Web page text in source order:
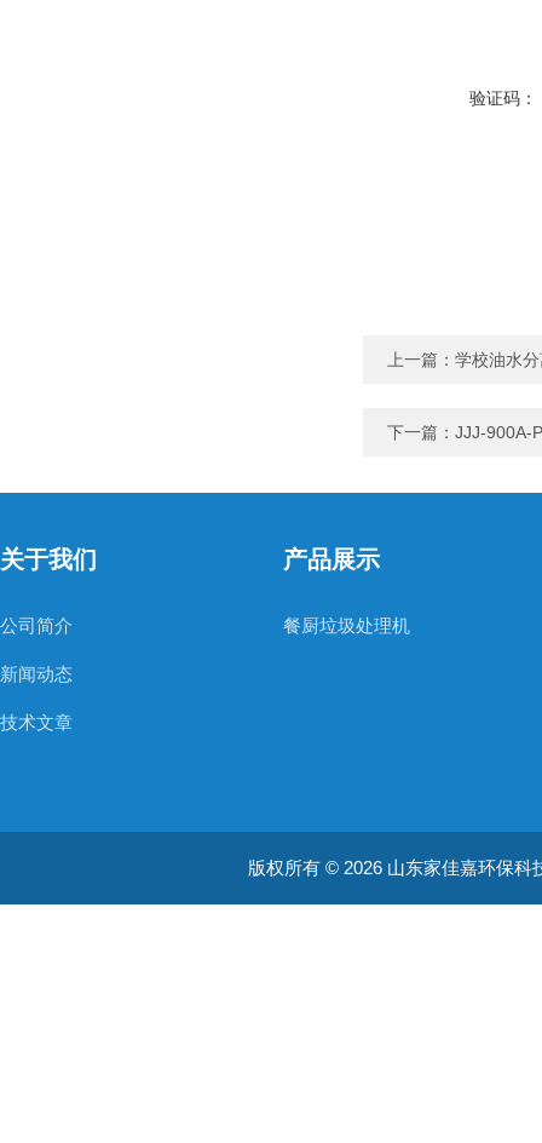
验证码：
上一篇： 学校油水
下一篇： JJJ-900A-
关于我们
公司简介
新闻动态
技术文章
产品展示
餐厨垃圾处理机
版权所有 © 2026 山东家佳嘉环保